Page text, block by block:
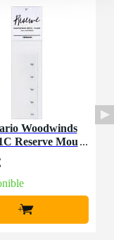
Woodwinds
Reserve Mou
of 5)
+